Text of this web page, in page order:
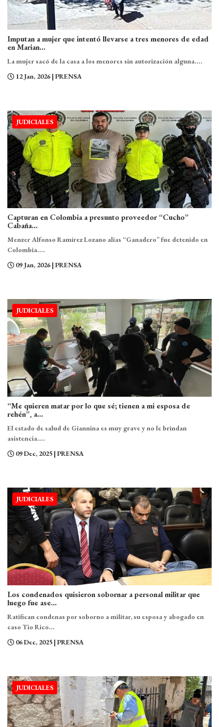
Imputan a mujer que intentó llevarse a tres menores de edad
en Marian...
La mujer sacó de la casa a los menores sin autorización alguna....
12 Jan, 2026 | PRENSA
JUDICIALES
Capturan en Colombia a presunto proveedor “Cucho”
Cabaña...
Menzer Alfonso Ramírez Lozano alias “Ganadero” fue detenido en
Colombia....
09 Jan, 2026 | PRENSA
JUDICIALES
“Me quieren matar por lo que sé; tienen a mi esposa de
rehén”, a...
El estado de salud de Giannina es muy grave y no le brindan
asistencia....
09 Dec, 2025 | PRENSA
JUDICIALES
Los condenados quisieron sobornar a personal militar que
luego fue ase...
Ratifican condenas por soborno a militar, su esposa y abogado en
caso Tio Rico...
06 Dec, 2025 | PRENSA
JUDICIALES